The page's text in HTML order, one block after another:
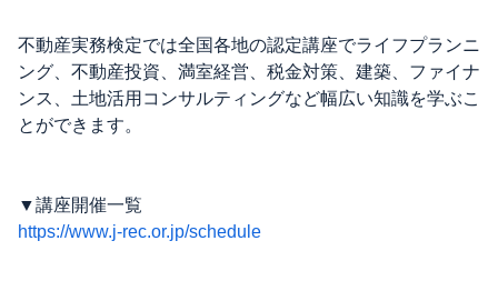
不動産実務検定では全国各地の認定講座でライフプランニ
ング、不動産投資、満室経営、税金対策、建築、ファイナ
ンス、土地活用コンサルティングなど幅広い知識を学ぶこ
とができます。
▼講座開催一覧
https://www.j-rec.or.jp/schedule